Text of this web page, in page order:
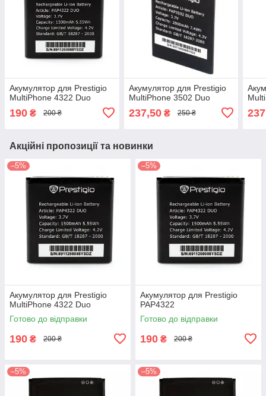
Акумулятор для Prestigio
MultiPhone 4322 Duo
190 ₴ 200 ₴
Акумулятор для Prestigio
MultiPhone 3502 Duo
237,50₴ 250 ₴
Акційні пропозиції та новинки
–5%
Акумулятор для Prestigio
MultiPhone 4322 Duo
Готово до відправки
190 ₴ 200 ₴
–5%
Акумулятор для Prestigio
PAP4322
Готово до відправки
190 ₴ 200 ₴
–5% –5%